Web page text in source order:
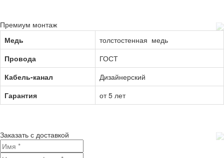
Премиум монтаж
Медь
толстостенная медь
Провода
ГОСТ
Кабель-канал
Дизайнерский
Гарантия
от 5 лет
Заказать с доставкой